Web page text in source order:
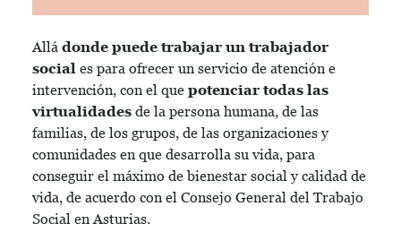
Allá donde puede trabajar un trabajador
social es para ofrecer un servicio de atención e
intervención, con el que potenciar todas las
virtualidades de la persona humana, de las
familias, de los grupos, de las organizaciones y
comunidades en que desarrolla su vida, para
conseguir el máximo de bienestar social y calidad de
vida, de acuerdo con el Consejo General del Trabajo
Social en Asturias.